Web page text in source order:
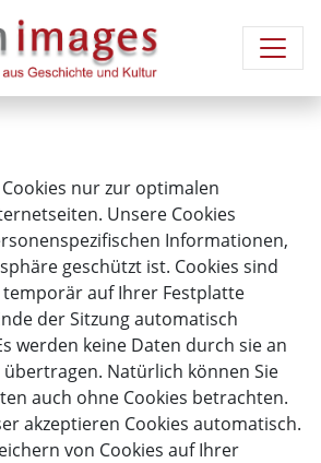
nur zur optimalen
Unsere Cookies
Informationen,
geschützt ist. Cookies sind
temporär auf Ihrer Festplatte
der Sitzung automatisch
werden keine Daten durch sie an
Natürlich können Sie
auch ohne Cookies betrachten.
akzeptieren Cookies automatisch.
von Cookies auf Ihrer